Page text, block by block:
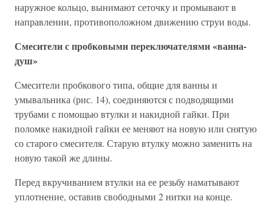
наружное кольцо, вынимают сеточку и промывают в
направлении, противоположном движению струи воды.
Смесители с пробковыми переключателями «ванна-
душ»
Смесители пробкового типа, общие для ванны и
умывальника (рис. 14), соединяются с подводящими
трубами с помощью втулки и накидной гайки. При
поломке накидной гайки ее меняют на новую или снятую
со старого смесителя. Старую втулку можно заменить на
новую такой же длины.
Перед вкручиванием втулки на ее резьбу наматывают
уплотнение, оставив свободными 2 нитки на конце.